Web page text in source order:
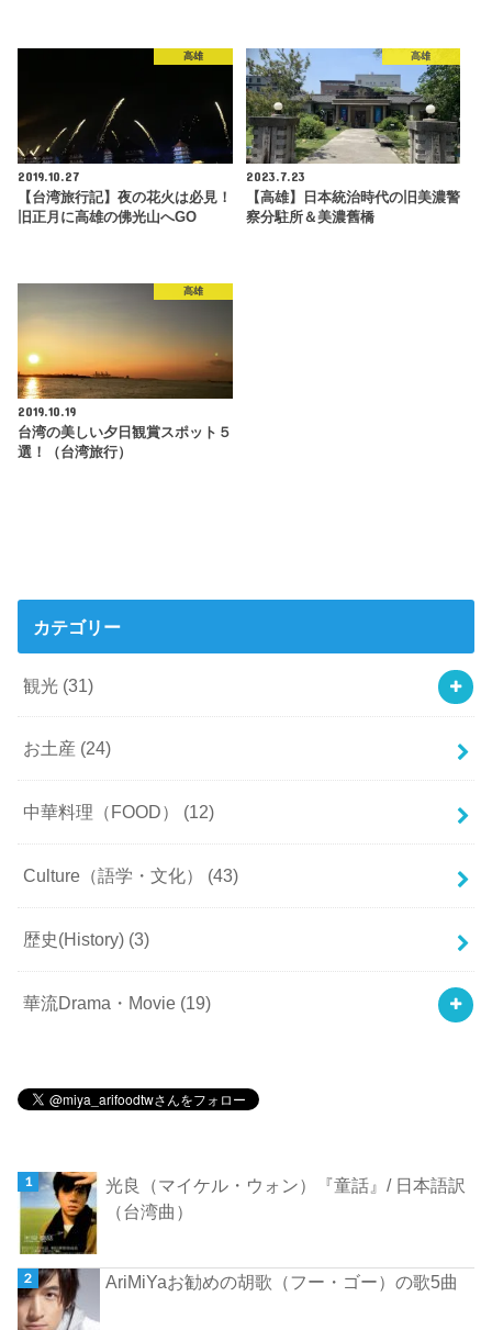
高雄
2019.10.27
【台湾旅行記】夜の花火は必見！
旧正月に高雄の佛光山へGO
高雄
2023.7.23
【高雄】日本統治時代の旧美濃警
察分駐所＆美濃舊橋
高雄
2019.10.19
台湾の美しい夕日観賞スポット５
選！（台湾旅行）
カテゴリー
観光 (31)
お土産 (24)
中華料理（FOOD） (12)
Culture（語学・文化） (43)
歴史(History) (3)
華流Drama・Movie (19)
光良（マイケル・ウォン）『童話』/ 日本語訳
（台湾曲）
AriMiYaお勧めの胡歌（フー・ゴー）の歌5曲